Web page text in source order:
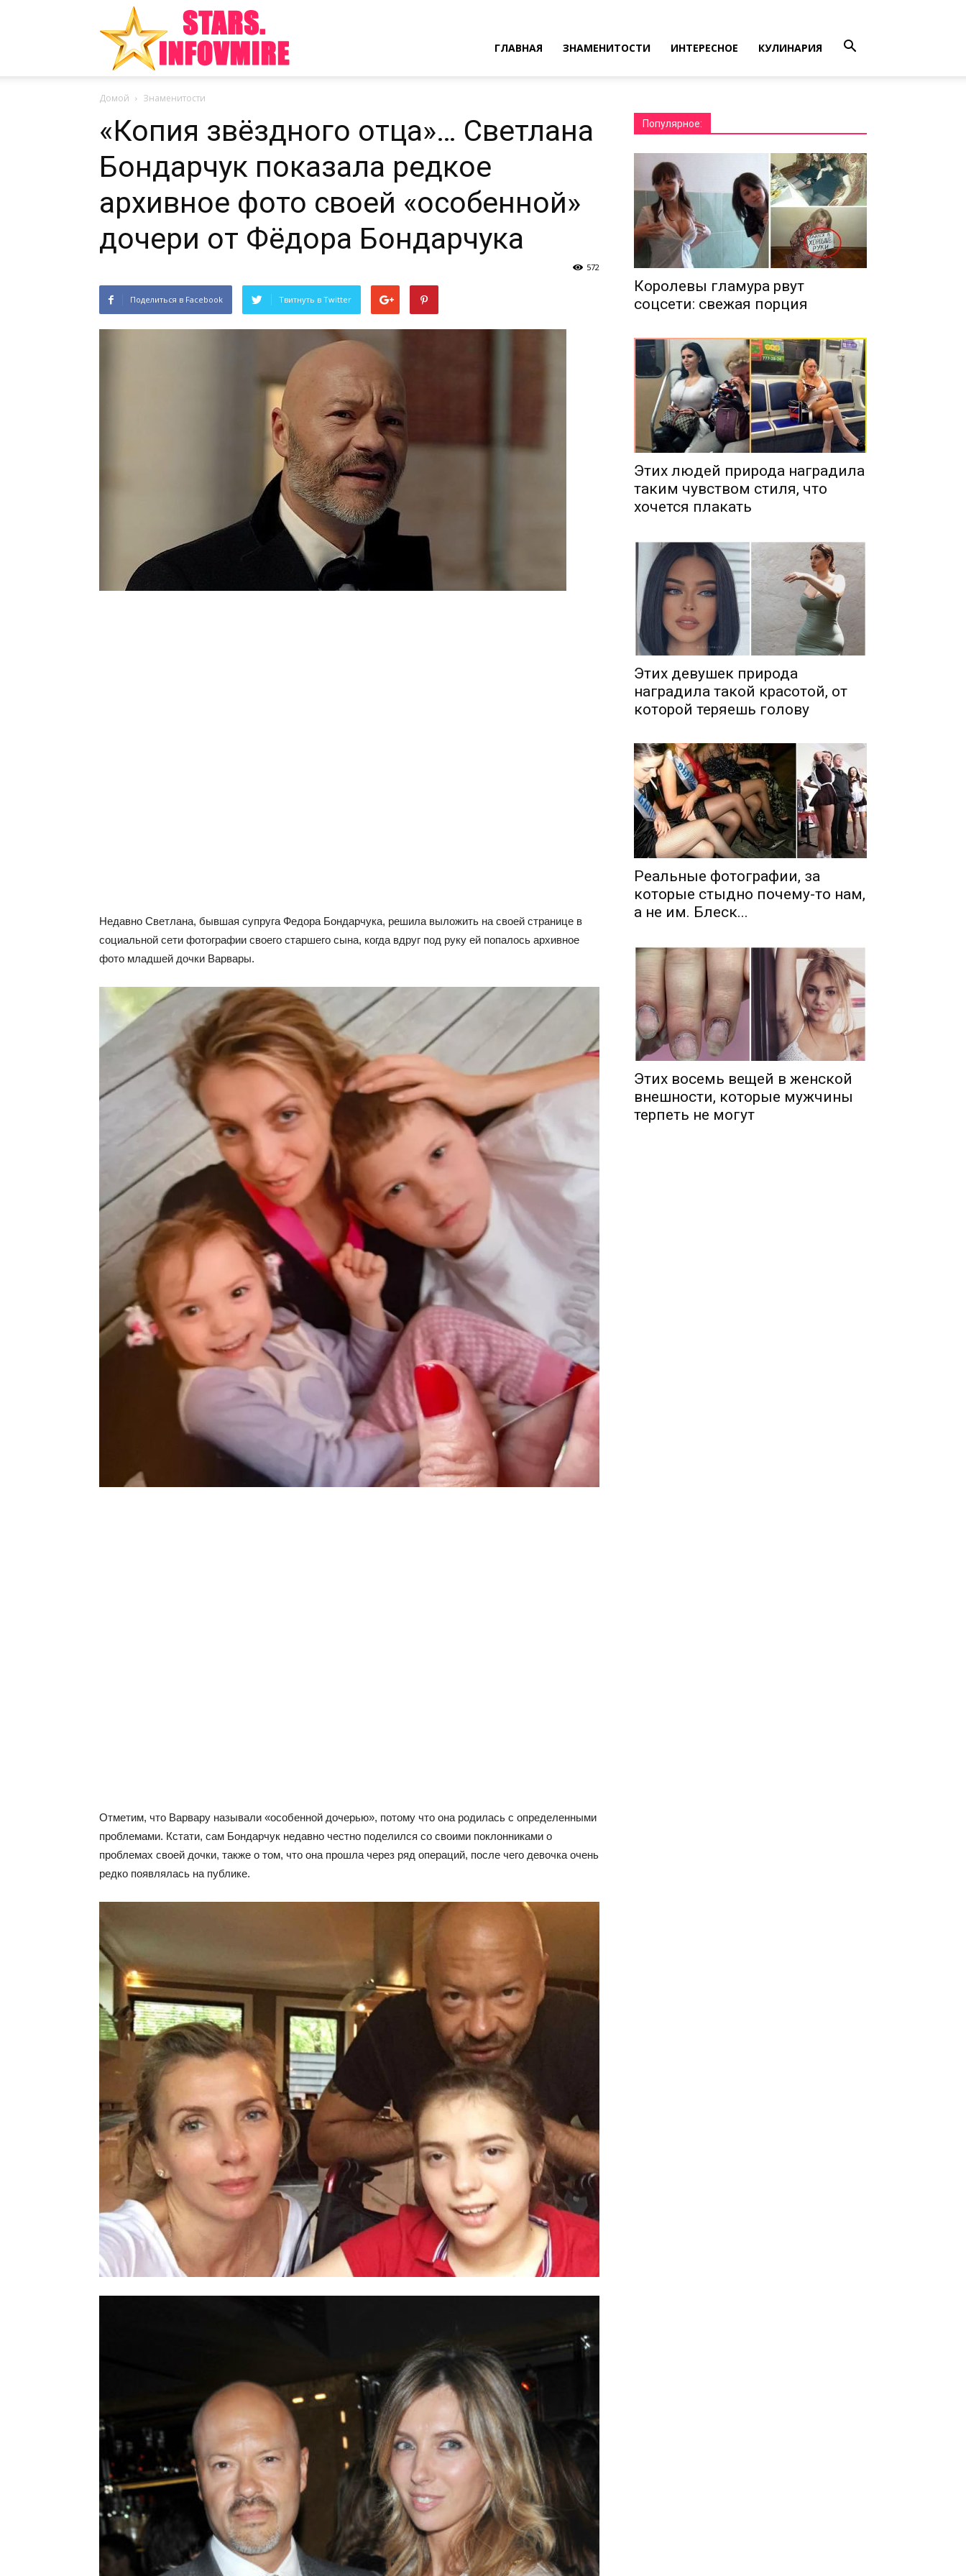
Бизнеса
ГЛАВНАЯ ЗНАМЕНИТОСТИ ИНТЕРЕСНОЕ КУЛИНАРИЯ
Домой Знаменитости
«Копия звёздного отца»… Светлана
Бондарчук показала редкое
архивное фото своей «особенной»
дочери от Фёдора Бондарчука
572
Поделиться в Facebook Твитнуть в Twitter
Недавно Светлана, бывшая супруга Федора Бондарчука, решила выложить на своей странице в
социальной сети фотографии своего старшего сына, когда вдруг под руку ей попалось архивное
фото младшей дочки Варвары.
Отметим, что Варвару называли «особенной дочерью», потому что она родилась с определенными
проблемами. Кстати, сам Бондарчук недавно честно поделился со своими поклонниками о
проблемах своей дочки, также о том, что она прошла через ряд операций, после чего девочка очень
редко появлялась на публике.
Популярное:
Королевы гламура рвут
соцсети: свежая порция
Этих людей природа наградила
таким чувством стиля, что
хочется плакать
Этих девушек природа
наградила такой красотой, от
которой теряешь голову
Реальные фотографии, за
которые стыдно почему-то нам,
а не им. Блеск...
Этих восемь вещей в женской
внешности, которые мужчины
терпеть не могут